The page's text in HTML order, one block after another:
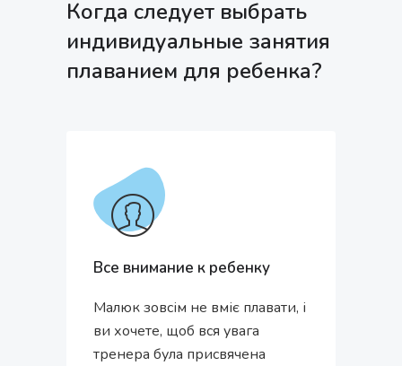
Когда следует выбрать
индивидуальные занятия
плаванием для ребенка?
Все внимание к ребенку
Малюк зовсім не вміє плавати, і
ви хочете, щоб вся увага
тренера була присвячена